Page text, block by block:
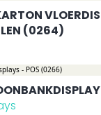
(0264)